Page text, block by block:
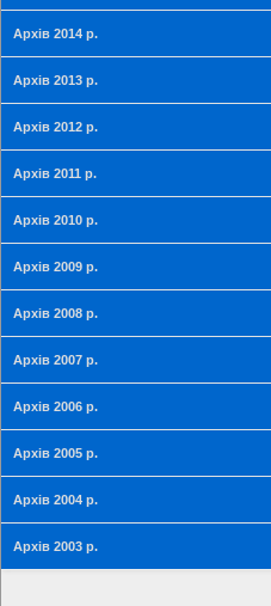
Архів 2014 р.
Архів 2013 р.
Архів 2012 р.
Архів 2011 р.
Архів 2010 р.
Архів 2009 р.
Архів 2008 р.
Архів 2007 р.
Архів 2006 р.
Архів 2005 р.
Архів 2004 р.
Архів 2003 р.